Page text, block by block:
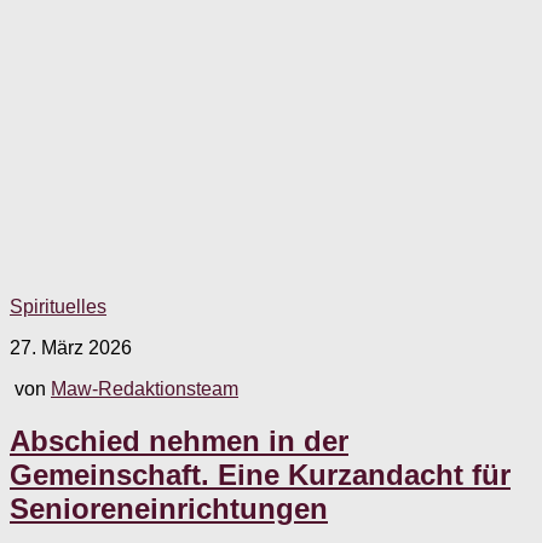
Spirituelles
27. März 2026
von Maw-Redaktionsteam
Abschied nehmen in der
Gemeinschaft. Eine Kurzandacht für
Senioreneinrichtungen